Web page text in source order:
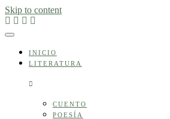
Skip to content
INICIO
LITERATURA
CUENTO
POESÍA